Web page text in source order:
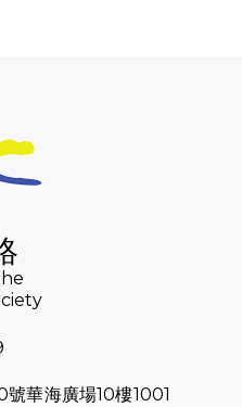
恆常練習 - 7月23日
）
恆常練習 - 7月16日
公里分享暨香港傷健共
晚宴】
恆常練習 - 7月9日（19:00
華海廣場10樓1001